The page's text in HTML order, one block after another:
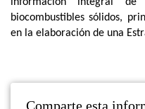
biocombustibles sólidos,
en la elaboración de una
Comparte esta